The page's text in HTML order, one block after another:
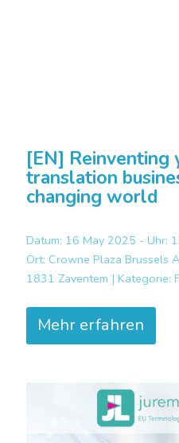
[EN] Reinventing
translation
changing world
Datum: 16 May 2025 - Uhr:
Ort: Crowne Plaza Brussels
1831 Zaventem | Kategorie:
Mehr erfahren